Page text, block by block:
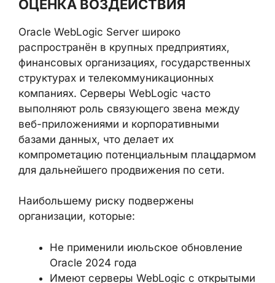
ОЦЕНКА ВОЗДЕЙСТВИЯ
Oracle WebLogic Server широко
распространён в крупных предприятиях,
финансовых организациях,
государственных структурах и
телекоммуникационных компаниях.
Серверы WebLogic часто выполняют роль
связующего звена между веб-
приложениями и корпоративными базами
данных, что делает их компрометацию
потенциальным плацдармом для
Наибольшему риску подвержены
Не применили июльское обновление